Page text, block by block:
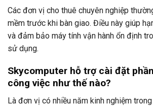
Các đơn vị cho thuê chuyên nghiệp
mềm trước khi bàn giao. Điều này giúp
và đảm bảo máy tính vận hành ổn định
sử dụng.
Skycomputer hỗ trợ cài đặt
công việc như thế nào?
Là đơn vị có nhiều năm kinh nghiệm